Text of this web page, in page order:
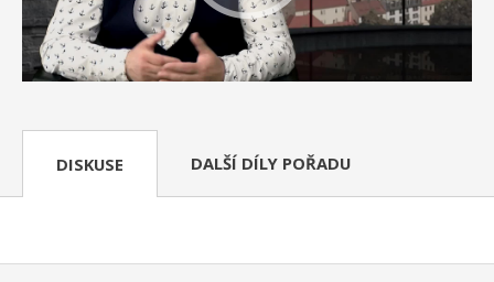
DISKUSE DALŠÍ DÍLY POŘADU